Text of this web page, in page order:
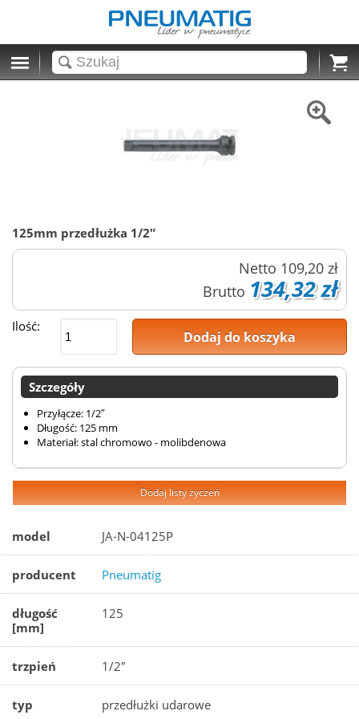
Cart
125mm przedłużka 1/2″
Netto 109,20 zł
Brutto 134,32 zł
Ilość:
Dodaj do koszyka
Szczegóły
Przyłącze: 1/2″
Długość: 125 mm
Materiał: stal chromowo - molibdenowa
Dodaj listy życzeń
model JA-N-04125P
producent Pneumatig
długość
[mm]
125
trzpień 1/2″
typ przedłużki udarowe